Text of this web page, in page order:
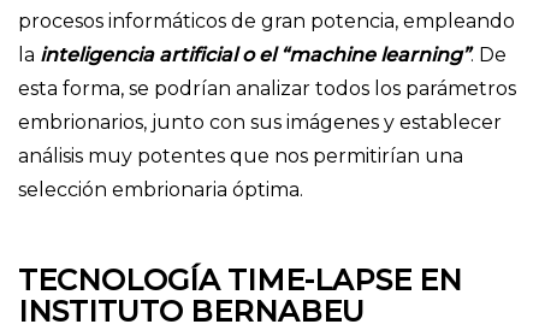
procesos informáticos de gran potencia, empleando
la inteligencia artificial o el “machine learning”. De
esta forma, se podrían analizar todos los parámetros
embrionarios, junto con sus imágenes y establecer
análisis muy potentes que nos permitirían una
selección embrionaria óptima.
TECNOLOGÍA TIME-LAPSE EN
INSTITUTO BERNABEU